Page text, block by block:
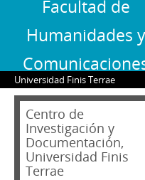
Facultad de
Humanidades y
Universidad Finis Terrae
Centro de
Investigación y
Documentación,
Universidad Finis
Terrae